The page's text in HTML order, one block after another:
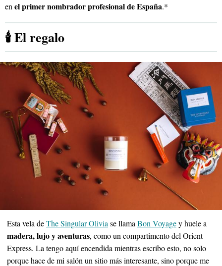
en el primer nombrador profesional de España.*
🕯️ El regalo
Esta vela deThe Singular Olivia se llama Bon Voyagey huele a
madera, lujo y aventuras, como un compartimento del Orient
Express. La tengo aquí encendida mientras escribo esto, no solo
porque hace de mi salón un sitio más interesante, sino porque me